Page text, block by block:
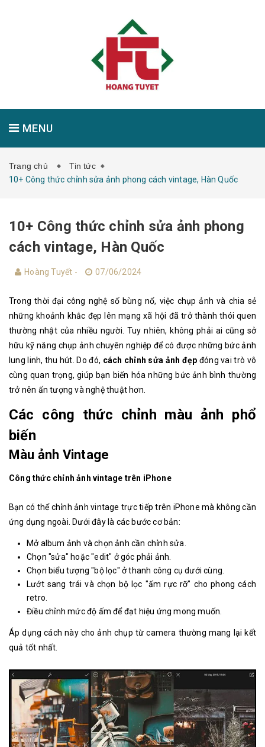
MENU
GIỚI THIỆU SẢN PHẨM TIN TỨC
LIÊN HỆ
Trang chủ
Tin tức
10+ Công thức chỉnh sửa ảnh phong cách vintage, Hàn Quốc
10+ Công thức chỉnh sửa ảnh phong
cách vintage, Hàn Quốc
Hoàng Tuyết - 07/06/2024
Trong thời đại công nghệ số bùng nổ, việc chụp ảnh và chia sẻ
những khoảnh khắc đẹp lên mạng xã hội đã trở thành thói quen
thường nhật của nhiều người. Tuy nhiên, không phải ai cũng sở
hữu kỹ năng chụp ảnh chuyên nghiệp để có được những bức ảnh
lung linh, thu hút. Do đó, cách chỉnh sửa ảnh đẹp đóng vai trò vô
cùng quan trọng, giúp bạn biến hóa những bức ảnh bình thường
trở nên ấn tượng và nghệ thuật hơn.
Các công thức chỉnh màu ảnh phổ
biến
Màu ảnh Vintage
Công thức chỉnh ảnh vintage trên iPhone
Bạn có thể chỉnh ảnh vintage trực tiếp trên iPhone mà không cần
ứng dụng ngoài. Dưới đây là các bước cơ bản:
Mở album ảnh và chọn ảnh cần chỉnh sửa.
Chọn "sửa" hoặc "edit" ở góc phải ảnh.
Chọn biểu tượng "bộ lọc" ở thanh công cụ dưới cùng.
Lướt sang trái và chọn bộ lọc "ấm rực rỡ" cho phong cách
retro.
Điều chỉnh mức độ ấm để đạt hiệu ứng mong muốn.
Áp dụng cách này cho ảnh chụp từ camera thường mang lại kết
quả tốt nhất.